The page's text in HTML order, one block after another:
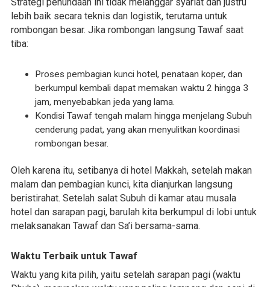
Strategi penundaan ini tidak melanggar syariat dan justru
lebih baik secara teknis dan logistik, terutama untuk
rombongan besar. Jika rombongan langsung Tawaf saat
tiba:
Proses pembagian kunci hotel, penataan koper, dan
berkumpul kembali dapat memakan waktu 2 hingga 3
jam, menyebabkan jeda yang lama.
Kondisi Tawaf tengah malam hingga menjelang Subuh
cenderung padat, yang akan menyulitkan koordinasi
rombongan besar.
Oleh karena itu, setibanya di hotel Makkah, setelah makan
malam dan pembagian kunci, kita dianjurkan langsung
beristirahat. Setelah salat Subuh di kamar atau musala
hotel dan sarapan pagi, barulah kita berkumpul di lobi untuk
melaksanakan Tawaf dan Sa’i bersama-sama.
Waktu Terbaik untuk Tawaf
Waktu yang kita pilih, yaitu setelah sarapan pagi (waktu